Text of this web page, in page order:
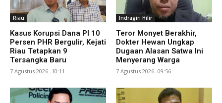
Riau
Kasus Korupsi Dana PI 10
Persen PHR Bergulir, Kejati
Riau Tetapkan 9
Tersangka Baru
7 Agustus 2026 -10:11
Indragiri Hilir
Teror Monyet Berakhir,
Dokter Hewan Ungkap
Dugaan Alasan Satwa Ini
Menyerang Warga
7 Agustus 2026 -09:56